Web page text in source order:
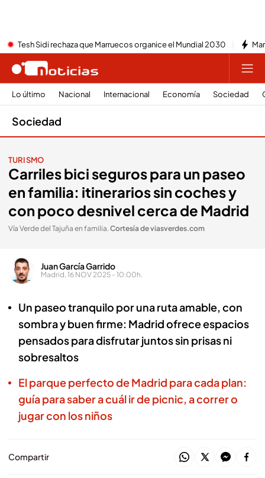
Tesh Sidi rechaza que Marruecos organice el Mundial 2030
Lo último Nacional Internacional Economía Sociedad
Sociedad
TURISMO
Carriles bici seguros para un paseo
en familia: itinerarios sin coches y
con poco desnivel cerca de Madrid
Vía Verde del Tajuña en familia.Cortesía de viasverdes.com
Juan García Garrido
Madrid, 16 NOV 2025 - 10:00h.
Un paseo tranquilo por una ruta amable, con
sombra y buen firme: Madrid ofrece espacios
pensados para disfrutar juntos sin prisas ni
sobresaltos
El parque perfecto de Madrid para cada plan:
guía para saber a cuál ir de picnic, a correr o
jugar con los niños
Compartir